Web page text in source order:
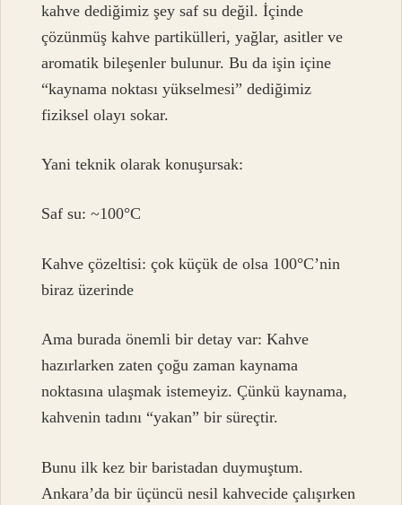
kahve dediğimiz şey saf su değil. İçinde
çözünmüş kahve partikülleri, yağlar, asitler ve
aromatik bileşenler bulunur. Bu da işin içine
“kaynama noktası yükselmesi” dediğimiz
fiziksel olayı sokar.
Yani teknik olarak konuşursak:
Saf su: ~100°C
Kahve çözeltisi: çok küçük de olsa 100°C’nin
biraz üzerinde
Ama burada önemli bir detay var: Kahve
hazırlarken zaten çoğu zaman kaynama
noktasına ulaşmak istemeyiz. Çünkü kaynama,
kahvenin tadını “yakan” bir süreçtir.
Bunu ilk kez bir baristadan duymuştum.
Ankara’da bir üçüncü nesil kahvecide çalışırken